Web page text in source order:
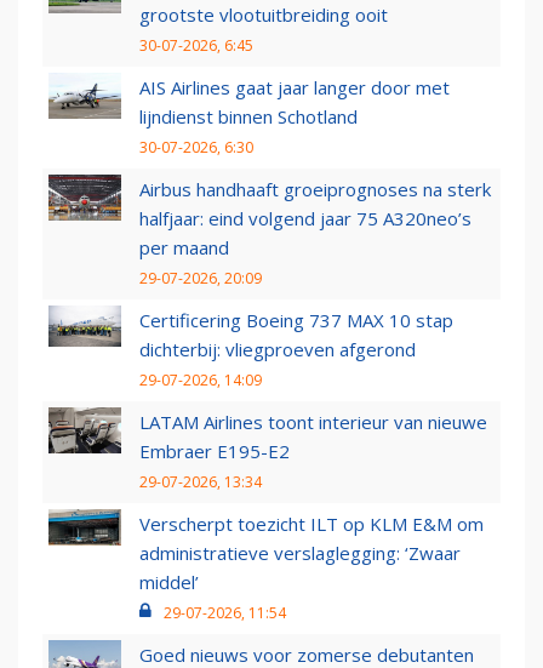
grootste vlootuitbreiding ooit
30-07-2026, 6:45
AIS Airlines gaat jaar langer door met
lijndienst binnen Schotland
30-07-2026, 6:30
Airbus handhaaft groeiprognoses na sterk
halfjaar: eind volgend jaar 75 A320neo’s
per maand
29-07-2026, 20:09
Certificering Boeing 737 MAX 10 stap
dichterbij: vliegproeven afgerond
29-07-2026, 14:09
LATAM Airlines toont interieur van nieuwe
Embraer E195-E2
29-07-2026, 13:34
Verscherpt toezicht ILT op KLM E&M om
administratieve verslaglegging: ‘Zwaar
middel’
29-07-2026, 11:54
Goed nieuws voor zomerse debutanten